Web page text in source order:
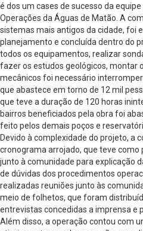
é dos um cases de sucesso da
Operações da Águas de Matão. A
sistemas mais antigos da cidade, foi
planejamento e concluída dentro do
todos os equipamentos, realizar
fazer os estudos geológicos, montar
mecânicos foi necessário
que abastece em torno de 12 mil
que teve a duração de 120 horas
bairros beneficiados pela obra foi
feito pelos demais poços e
Devido à complexidade do projeto, a
cronograma arrojado, que teve
junto à comunidade para explicação
de dúvidas dos procedimentos
realizadas reuniões junto às
meio de folhetos, que foram
entrevistas concedidas a imprensa e
Além disso, a operação contou com